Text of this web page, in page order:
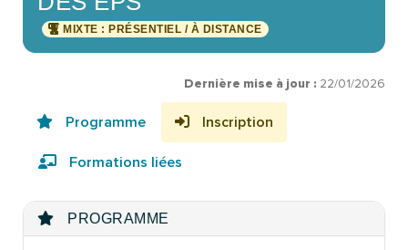
MIXTE : PRÉSENTIEL / À DISTANCE
Dernière mise à jour : 22/01/2026
Programme Inscription
Formations liées
PROGRAMME